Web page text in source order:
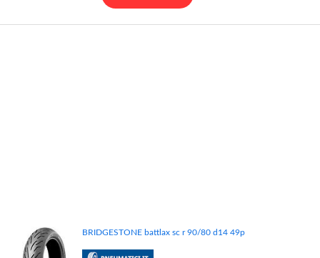
BRIDGESTONE battlax sc r 90/80 d14 49p